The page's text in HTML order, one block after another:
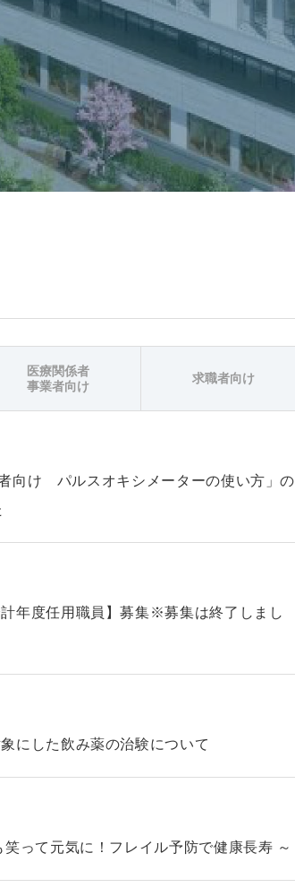
医療関係者
事業者向け
求職者向け
向け パルスオキシメーターの使い方」の
年度任用職員】募集※募集は終了しまし
にした飲み薬の治験について
って元気に！フレイル予防で健康長寿 ～